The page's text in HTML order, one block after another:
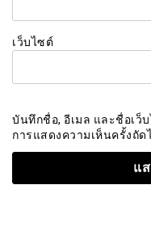
เว็บไซต์
บันทึกชื่อ, อีเมล และชื่อเว็
การแสดงความเห็นครั้งถัด